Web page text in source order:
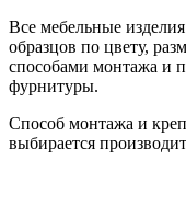
Все мебельные
образцов по цвету,
способами монтажа и
фурнитуры.
Способ монтажа и
выбирается